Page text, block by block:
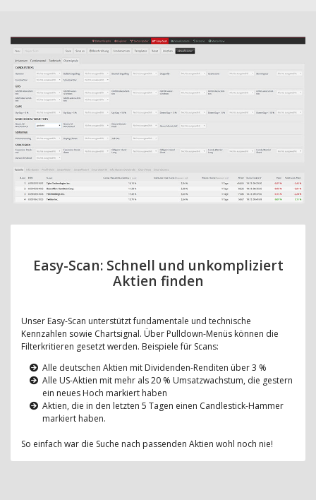
Easy-Scan: Schnell und unkompliziert
Aktien finden
Unser Easy-Scan unterstützt fundamentale und technische
Kennzahlen sowie Chartsignal. Über Pulldown-Menüs können die
Filterkritieren gesetzt werden. Beispiele für Scans:
Alle deutschen Aktien mit Dividenden-Renditen über 3 %
Alle US-Aktien mit mehr als 20 % Umsatzwachstum, die gestern
ein neues Hoch markiert haben
Aktien, die in den letzten 5 Tagen einen Candlestick-Hammer
markiert haben.
So einfach war die Suche nach passenden Aktien wohl noch nie!